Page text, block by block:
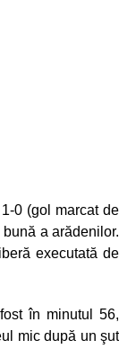
0 (gol marcat de
a arădenilor.
executată de
în minutul 56,
mic după un şut